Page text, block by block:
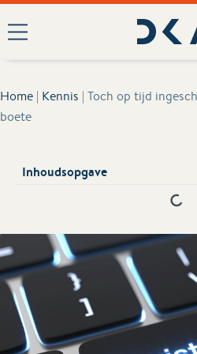
Home | Kennis | Toch op tijd
boete
Inhoudsopgave